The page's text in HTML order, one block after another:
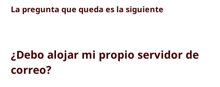
La pregunta que queda es la siguiente
¿Debo alojar mi propio servidor de
correo?